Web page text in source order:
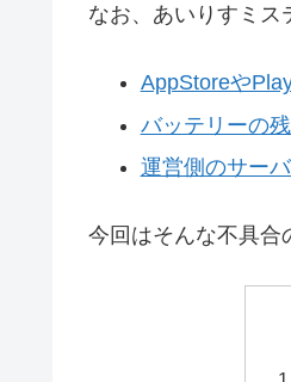
なお、あいりすミス
AppStoreや
バッテリーの
運営側のサー
今回はそんな不具合